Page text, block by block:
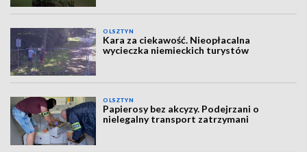
OLSZTYN
Kara za ciekawość. Nieopłacalna
wycieczka niemieckich turystów
OLSZTYN
Papierosy bez akcyzy. Podejrzani o
nielegalny transport zatrzymani